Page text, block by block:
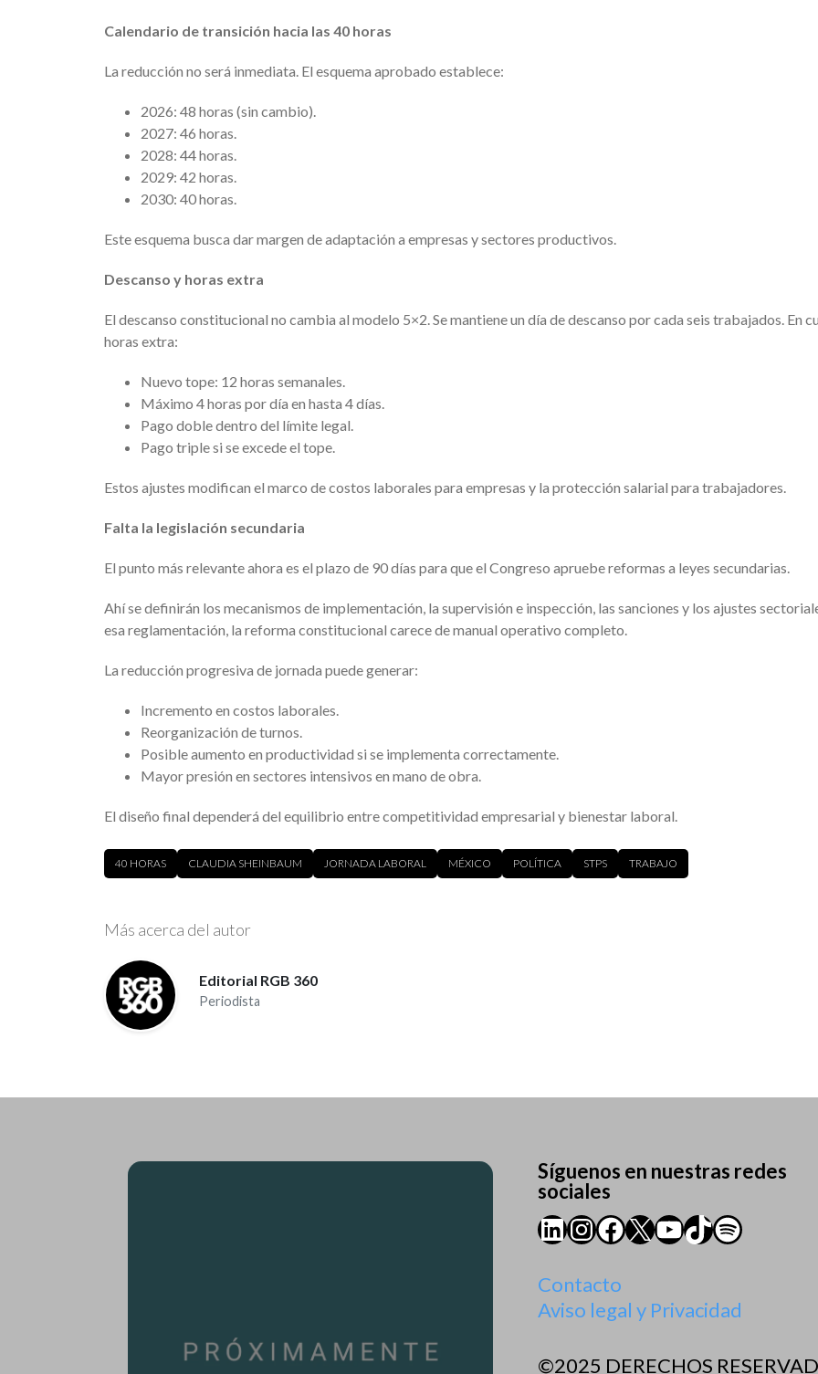
Calendario de transición hacia las 40 horas
La reducción no será inmediata. El esquema aprobado establece:
2026: 48 horas (sin cambio).
2027: 46 horas.
2028: 44 horas.
2029: 42 horas.
2030: 40 horas.
Este esquema busca dar margen de adaptación a empresas y sectores productivos.
Descanso y horas extra
El descanso constitucional no cambia al modelo 5×2. Se mantiene un día de descanso por cada seis trabajados. En
horas extra:
Nuevo tope: 12 horas semanales.
Máximo 4 horas por día en hasta 4 días.
Pago doble dentro del límite legal.
Pago triple si se excede el tope.
Estos ajustes modifican el marco de costos laborales para empresas y la protección salarial para trabajadores.
Falta la legislación secundaria
El punto más relevante ahora es el plazo de 90 días para que el Congreso apruebe reformas a leyes secundarias.
Ahí se definirán los mecanismos de implementación, la supervisión e inspección, las sanciones y los ajustes
esa reglamentación, la reforma constitucional carece de manual operativo completo.
La reducción progresiva de jornada puede generar:
Incremento en costos laborales.
Reorganización de turnos.
Posible aumento en productividad si se implementa correctamente.
Mayor presión en sectores intensivos en mano de obra.
El diseño final dependerá del equilibrio entre competitividad empresarial y bienestar laboral.
40 HORAS CLAUDIA SHEINBAUM JORNADA LABORAL MÉXICO POLÍTICA STPS TRABAJO
Más acerca del autor
Editorial RGB 360
Periodista
Síguenos en nuestras redes
sociales
LinkedIn
Instagram
Facebook
X YouTube
TikTok
Spotify
Contacto
Aviso legal y Privacidad
©2025 DERECHOS